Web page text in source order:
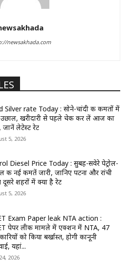
newsakhada.com
Silver rate Today : सोने-चांदी की कीमतों में
उछाल, खरीदारी से पहले चेक कर लें आज का
जानें लेटेस्ट रेट
5, 2026
Diesel Price Today : सुबह-सवेरे पेट्रोल-
की नई कीमतें जारी, जानिए पटना और रांची
शहरों में क्या है रेट
5, 2026
Exam Paper leak NTA action :
पेपर लीक मामले में एक्शन में NTA, 47
को किया बर्खास्त, होगी कानूनी
यहां...
2026